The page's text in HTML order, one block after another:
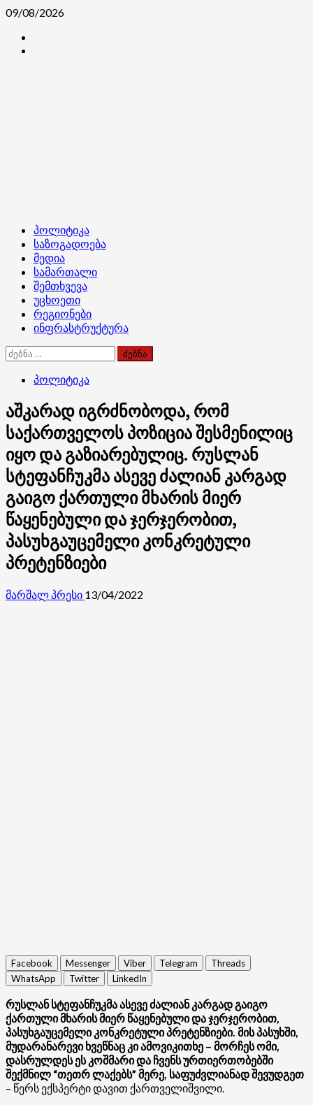
Skip
content
09/08/2026
Primary
Menu
პოლიტიკა
საზოგადოება
მედია
სამართალი
შემთხვევა
უცხოეთი
რეგიონები
ინფრასტრუქტურა
ძებნა:
პოლიტიკა
აშკარად იგრძნობოდა, რომ
საქართველოს პოზიცია შესმენილიც
იყო და გაზიარებულიც. რუსლან
სტეფანჩუკმა ასევე ძალიან კარგად
გაიგო ქართული მხარის მიერ
წაყენებული და ჯერჯერობით,
პასუხგაუცემელი კონკრეტული
პრეტენზიები
მარშალ პრესი 13/04/2022
Facebook Messenger Viber Telegram
Threads
WhatsApp
Twitter LinkedIn
რუსლან სტეფანჩუკმა ასევე ძალიან კარგად გაიგო
ქართული მხარის მიერ წაყენებული და ჯერჯერობით,
პასუხგაუცემელი კონკრეტული პრეტენზიები. მის პასუხში,
მუდარანარევი ხვეწნაც კი ამოვიკითხე – მორჩეს ომი,
დასრულდეს ეს კოშმარი და ჩვენს ურთიერთობებში
შექმნილ “თეთრ ლაქებს” მერე, საფუძვლიანად შევუდგეთ
– წერს ექსპერტი დავით ქართველიშვილი.